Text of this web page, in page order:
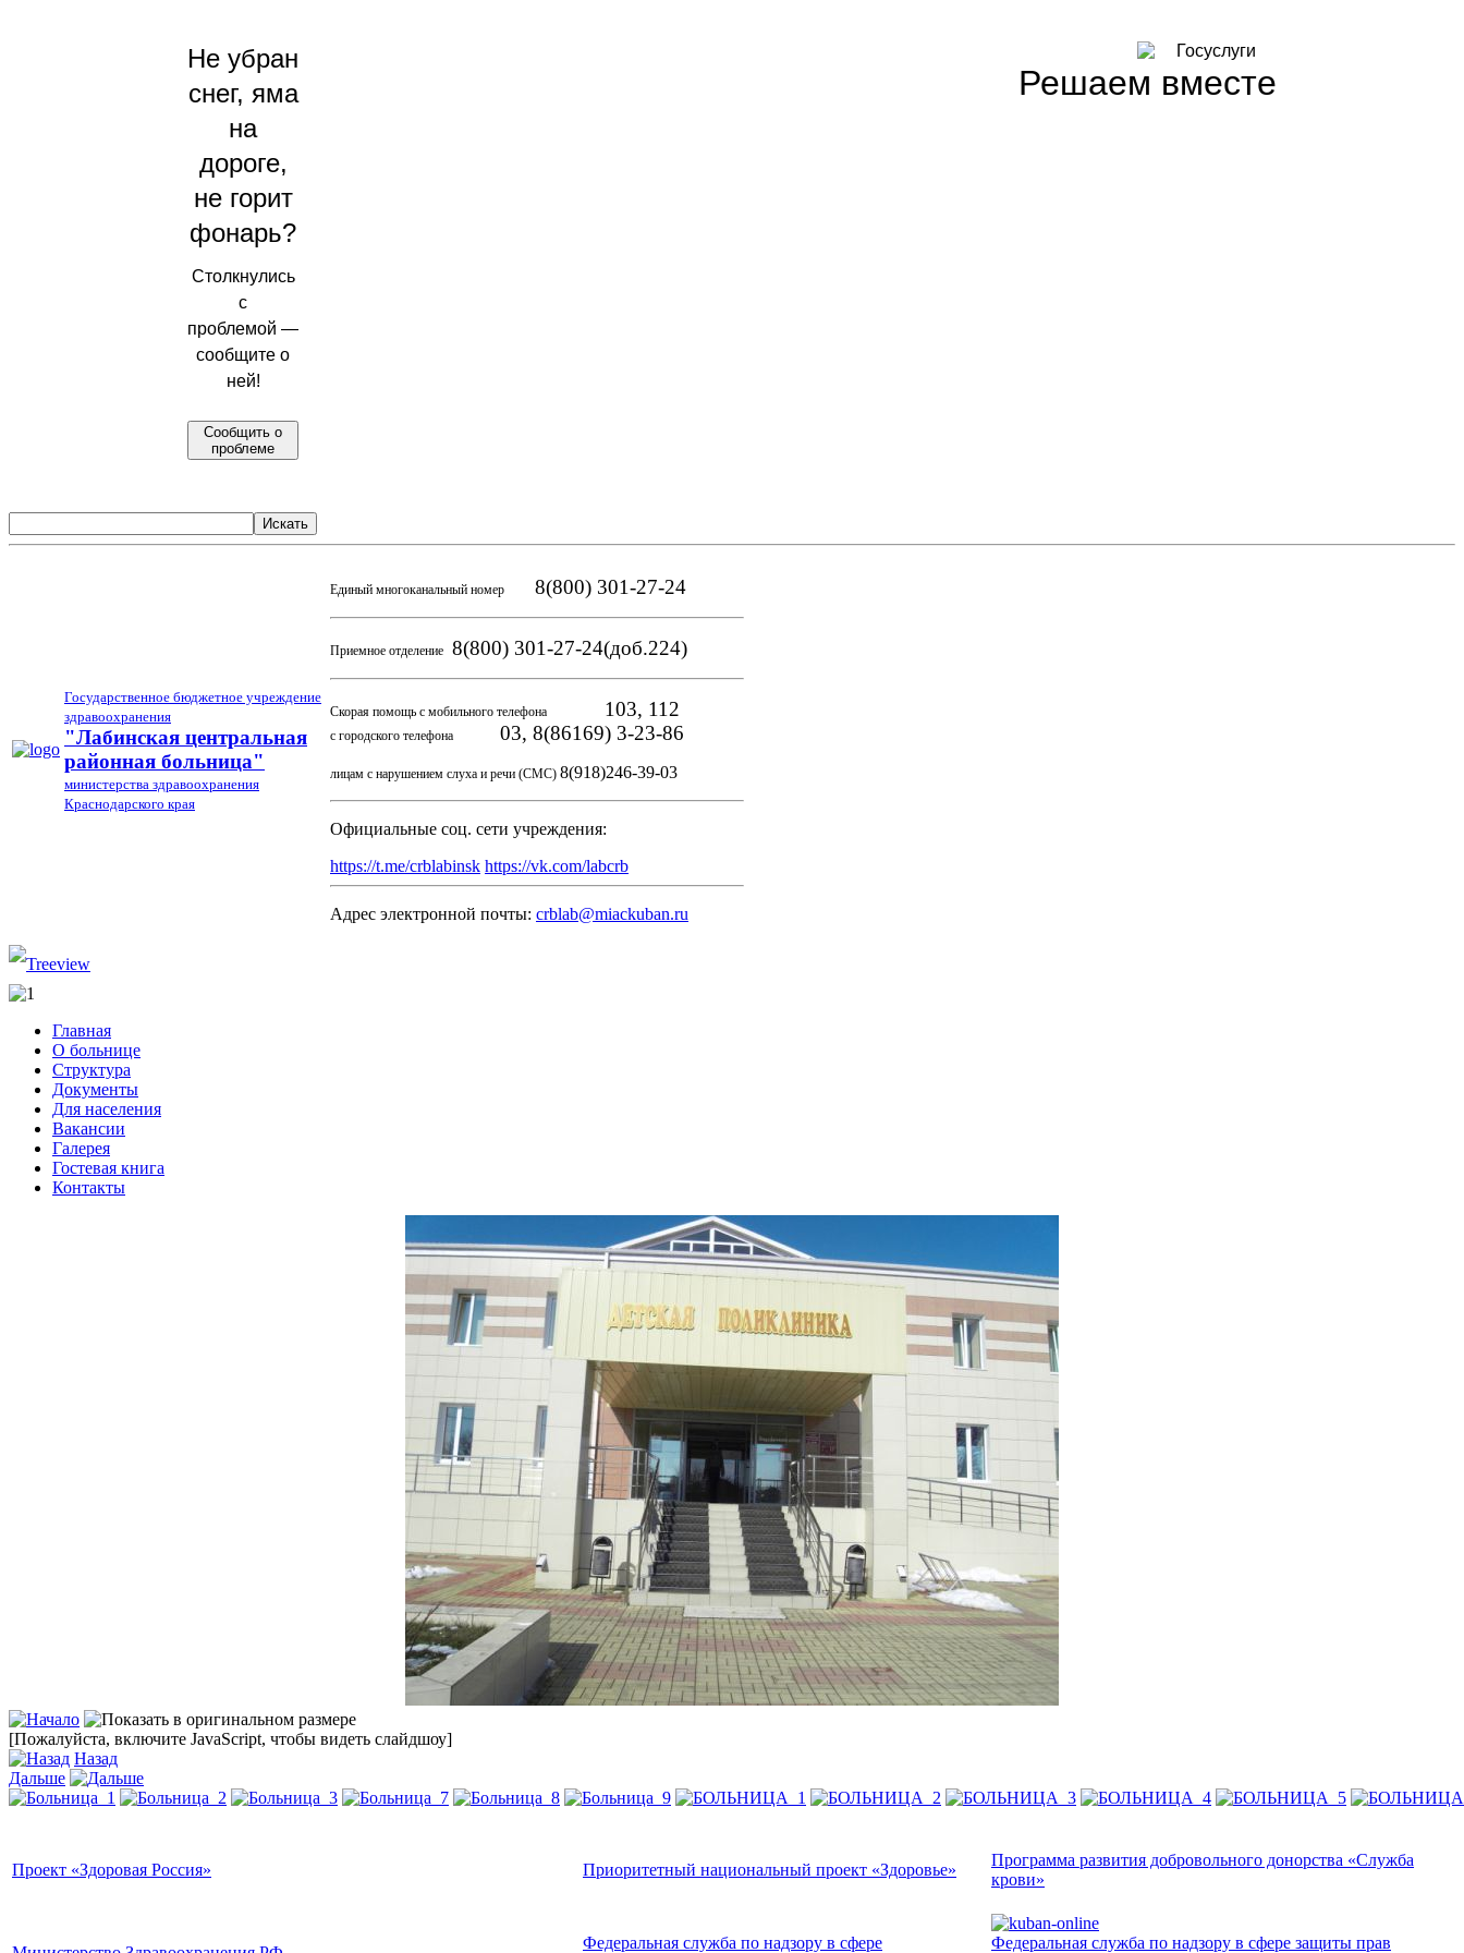
Решаем вместе
Не убран
снег, яма
на
дороге,
не горит
фонарь?
Столкнулись
с
проблемой —
сообщите о
ней!
Сообщить о
проблеме
Искать
Государственное бюджетное учреждение
здравоохранения
"Лабинская центральная
районная больница"
министерства здравоохранения
Краснодарского края
Единый многоканальный номер 8(800) 301-27-24
Приемное отделение 8(800) 301-27-24(доб.224)
Скорая помощь с мобильного телефона 103, 112
с городского телефона 03, 8(86169) 3-23-86
лицам с нарушением слуха и речи (СМС) 8(918)246-39-03
Официальные соц. сети учреждения:
https://t.me/crblabinsk https://vk.com/labcrb
Адрес электронной почты: crblab@miackuban.ru
Главная
О больнице
Структура
Документы
Для населения
Вакансии
Галерея
Гостевая книга
Контакты
[Пожалуйста, включите JavaScript, чтобы видеть слайдшоу]
Назад
Дальше
Проект «Здоровая Россия» Приоритетный национальный проект «Здоровье»
Программа развития добровольного донорства «Служба
крови»
Федеральная служба по надзору в сфере Федеральная служба по надзору в сфере защиты прав